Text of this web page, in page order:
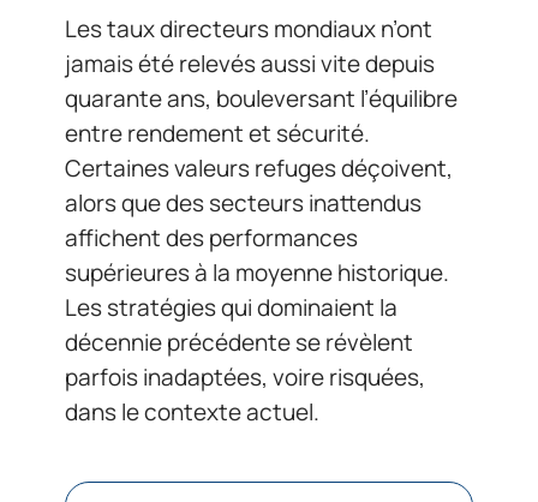
Les taux directeurs mondiaux n’ont
jamais été relevés aussi vite depuis
quarante ans, bouleversant l’équilibre
entre rendement et sécurité.
Certaines valeurs refuges déçoivent,
alors que des secteurs inattendus
affichent des performances
supérieures à la moyenne historique.
Les stratégies qui dominaient la
décennie précédente se révèlent
parfois inadaptées, voire risquées,
dans le contexte actuel.